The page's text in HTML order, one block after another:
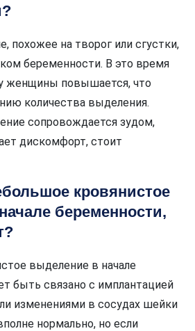
похожее на творог или сгустки,
беременности. В это время
женщины повышается, что
количества выделения.
сопровождается зудом,
дискомфорт, стоит
кровянистое
беременности,
выделение в начале
быть связано с имплантацией
изменениями в сосудах шейки
нормально, но если